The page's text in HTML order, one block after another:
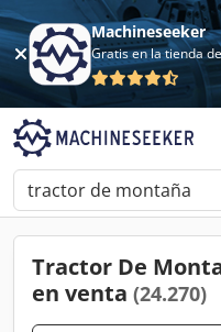
Machineseeker
Tractor De
en venta (24.270)